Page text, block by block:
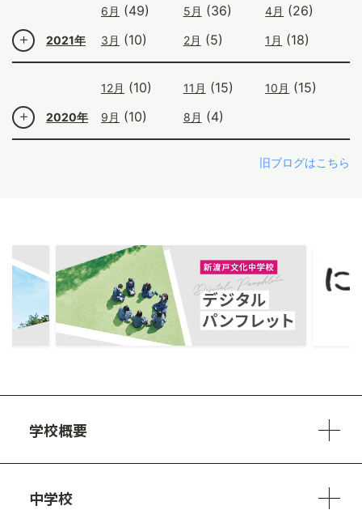
2021年
6月 (49) 5月 (36) 4月 (26)
3月 (10) 2月 (5) 1月 (18)
2020年
12月 (10) 11月 (15) 10月 (15)
9月 (10) 8月 (4)
旧ブログはこちら
学校概要
中学校